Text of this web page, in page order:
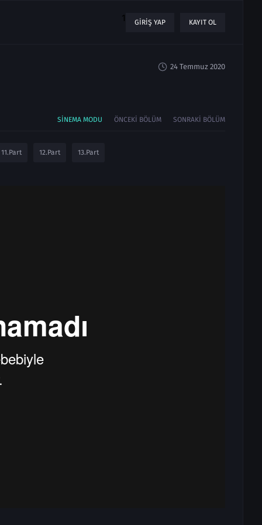
1 GIRIŞ YAP KAYIT OL
24 Temmuz 2020
SINEMA MODU ÖNCEKI BÖLÜM SONRAKI BÖLÜM
11.Part 12.Part 13.Part